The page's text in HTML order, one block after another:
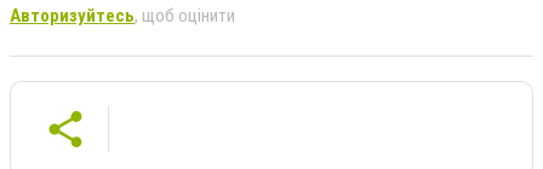
Авторизуйтесь, щоб оцінити